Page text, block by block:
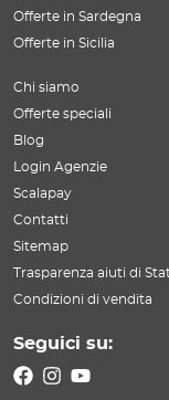
Offerte in Sardegna
Offerte in Sicilia
Chi siamo
Offerte speciali
Blog
Login Agenzie
Scalapay
Contatti
Sitemap
Trasparenza aiuti di
Condizioni di vendita
Seguici su: